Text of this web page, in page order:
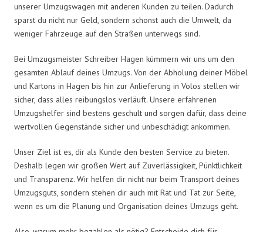
unserer Umzugswagen mit anderen Kunden zu teilen. Dadurch
sparst du nicht nur Geld, sondern schonst auch die Umwelt, da
weniger Fahrzeuge auf den Straßen unterwegs sind.
Bei Umzugsmeister Schreiber Hagen kümmern wir uns um den
gesamten Ablauf deines Umzugs. Von der Abholung deiner Möbel
und Kartons in Hagen bis hin zur Anlieferung in Volos stellen wir
sicher, dass alles reibungslos verläuft. Unsere erfahrenen
Umzugshelfer sind bestens geschult und sorgen dafür, dass deine
wertvollen Gegenstände sicher und unbeschädigt ankommen.
Unser Ziel ist es, dir als Kunde den besten Service zu bieten.
Deshalb legen wir großen Wert auf Zuverlässigkeit, Pünktlichkeit
und Transparenz. Wir helfen dir nicht nur beim Transport deines
Umzugsguts, sondern stehen dir auch mit Rat und Tat zur Seite,
wenn es um die Planung und Organisation deines Umzugs geht.